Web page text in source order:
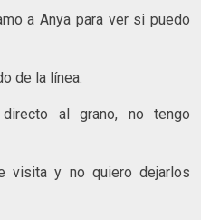
a Anya para ver si puedo
de la línea.
al grano, no tengo
visita y no quiero dejarlos